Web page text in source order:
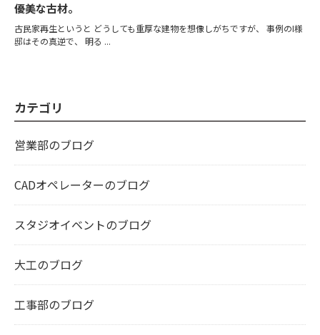
優美な古材。
古民家再生というと どうしても重厚な建物を想像しがちですが、 事例のI様
邸はその真逆で、 明る ...
カテゴリ
営業部のブログ
CADオペレーターのブログ
スタジオイベントのブログ
大工のブログ
工事部のブログ